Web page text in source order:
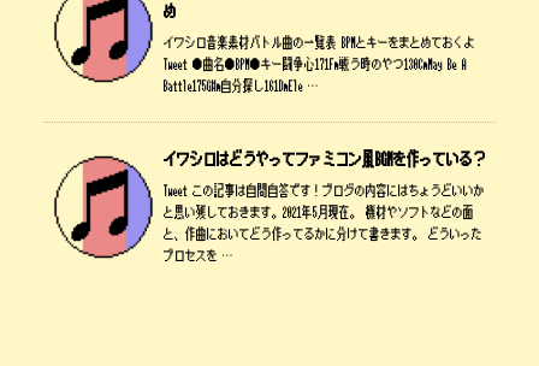
め
イワシロ音楽素材バトル曲の一覧表 BPMとキーをまとめておくよ
Tweet ●曲名●BPM●キー闘争心171Fm戦う時のやつ130CmMay Be A
Battle175G#m自分探し161DmEle …
イワシロはどうやってファミコン風BGMを作っている？
Tweet この記事は自問自答です！ブログの内容にはちょうどいいか
と思い残しておきます。2021年5月現在。 機材やソフトなどの面
と、作曲においてどう作ってるかに分けて書きます。 どういった
プロセスを …